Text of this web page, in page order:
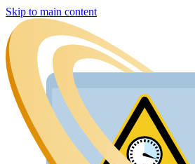
Skip to main content